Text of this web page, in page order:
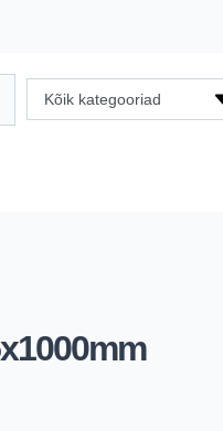
Kõik kategooriad